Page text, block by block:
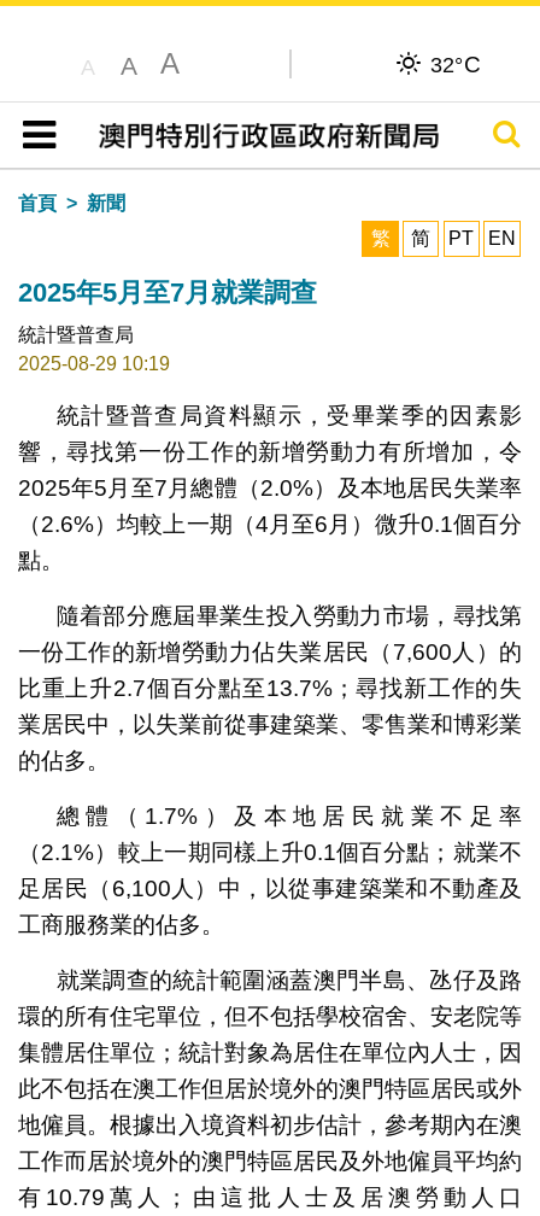
A A A 32°C
目錄
搜尋
首頁
新聞
繁
简 PT EN
2025年5月至7月就業調查
統計暨普查局
2025-08-29 10:19
統計暨普查局資料顯示，受畢業季的因素影
響，尋找第一份工作的新增勞動力有所增加，令
2025年5月至7月總體（2.0%）及本地居民失業率
（2.6%）均較上一期（4月至6月）微升0.1個百分
點。
隨着部分應屆畢業生投入勞動力市場，尋找第
一份工作的新增勞動力佔失業居民（7,600人）的
比重上升2.7個百分點至13.7%；尋找新工作的失
業居民中，以失業前從事建築業、零售業和博彩業
的佔多。
總體（1.7%）及本地居民就業不足率
（2.1%）較上一期同樣上升0.1個百分點；就業不
足居民（6,100人）中，以從事建築業和不動產及
工商服務業的佔多。
就業調查的統計範圍涵蓋澳門半島、氹仔及路
環的所有住宅單位，但不包括學校宿舍、安老院等
集體居住單位；統計對象為居住在單位內人士，因
此不包括在澳工作但居於境外的澳門特區居民或外
地僱員。根據出入境資料初步估計，參考期內在澳
工作而居於境外的澳門特區居民及外地僱員平均約
有10.79萬人；由這批人士及居澳勞動人口